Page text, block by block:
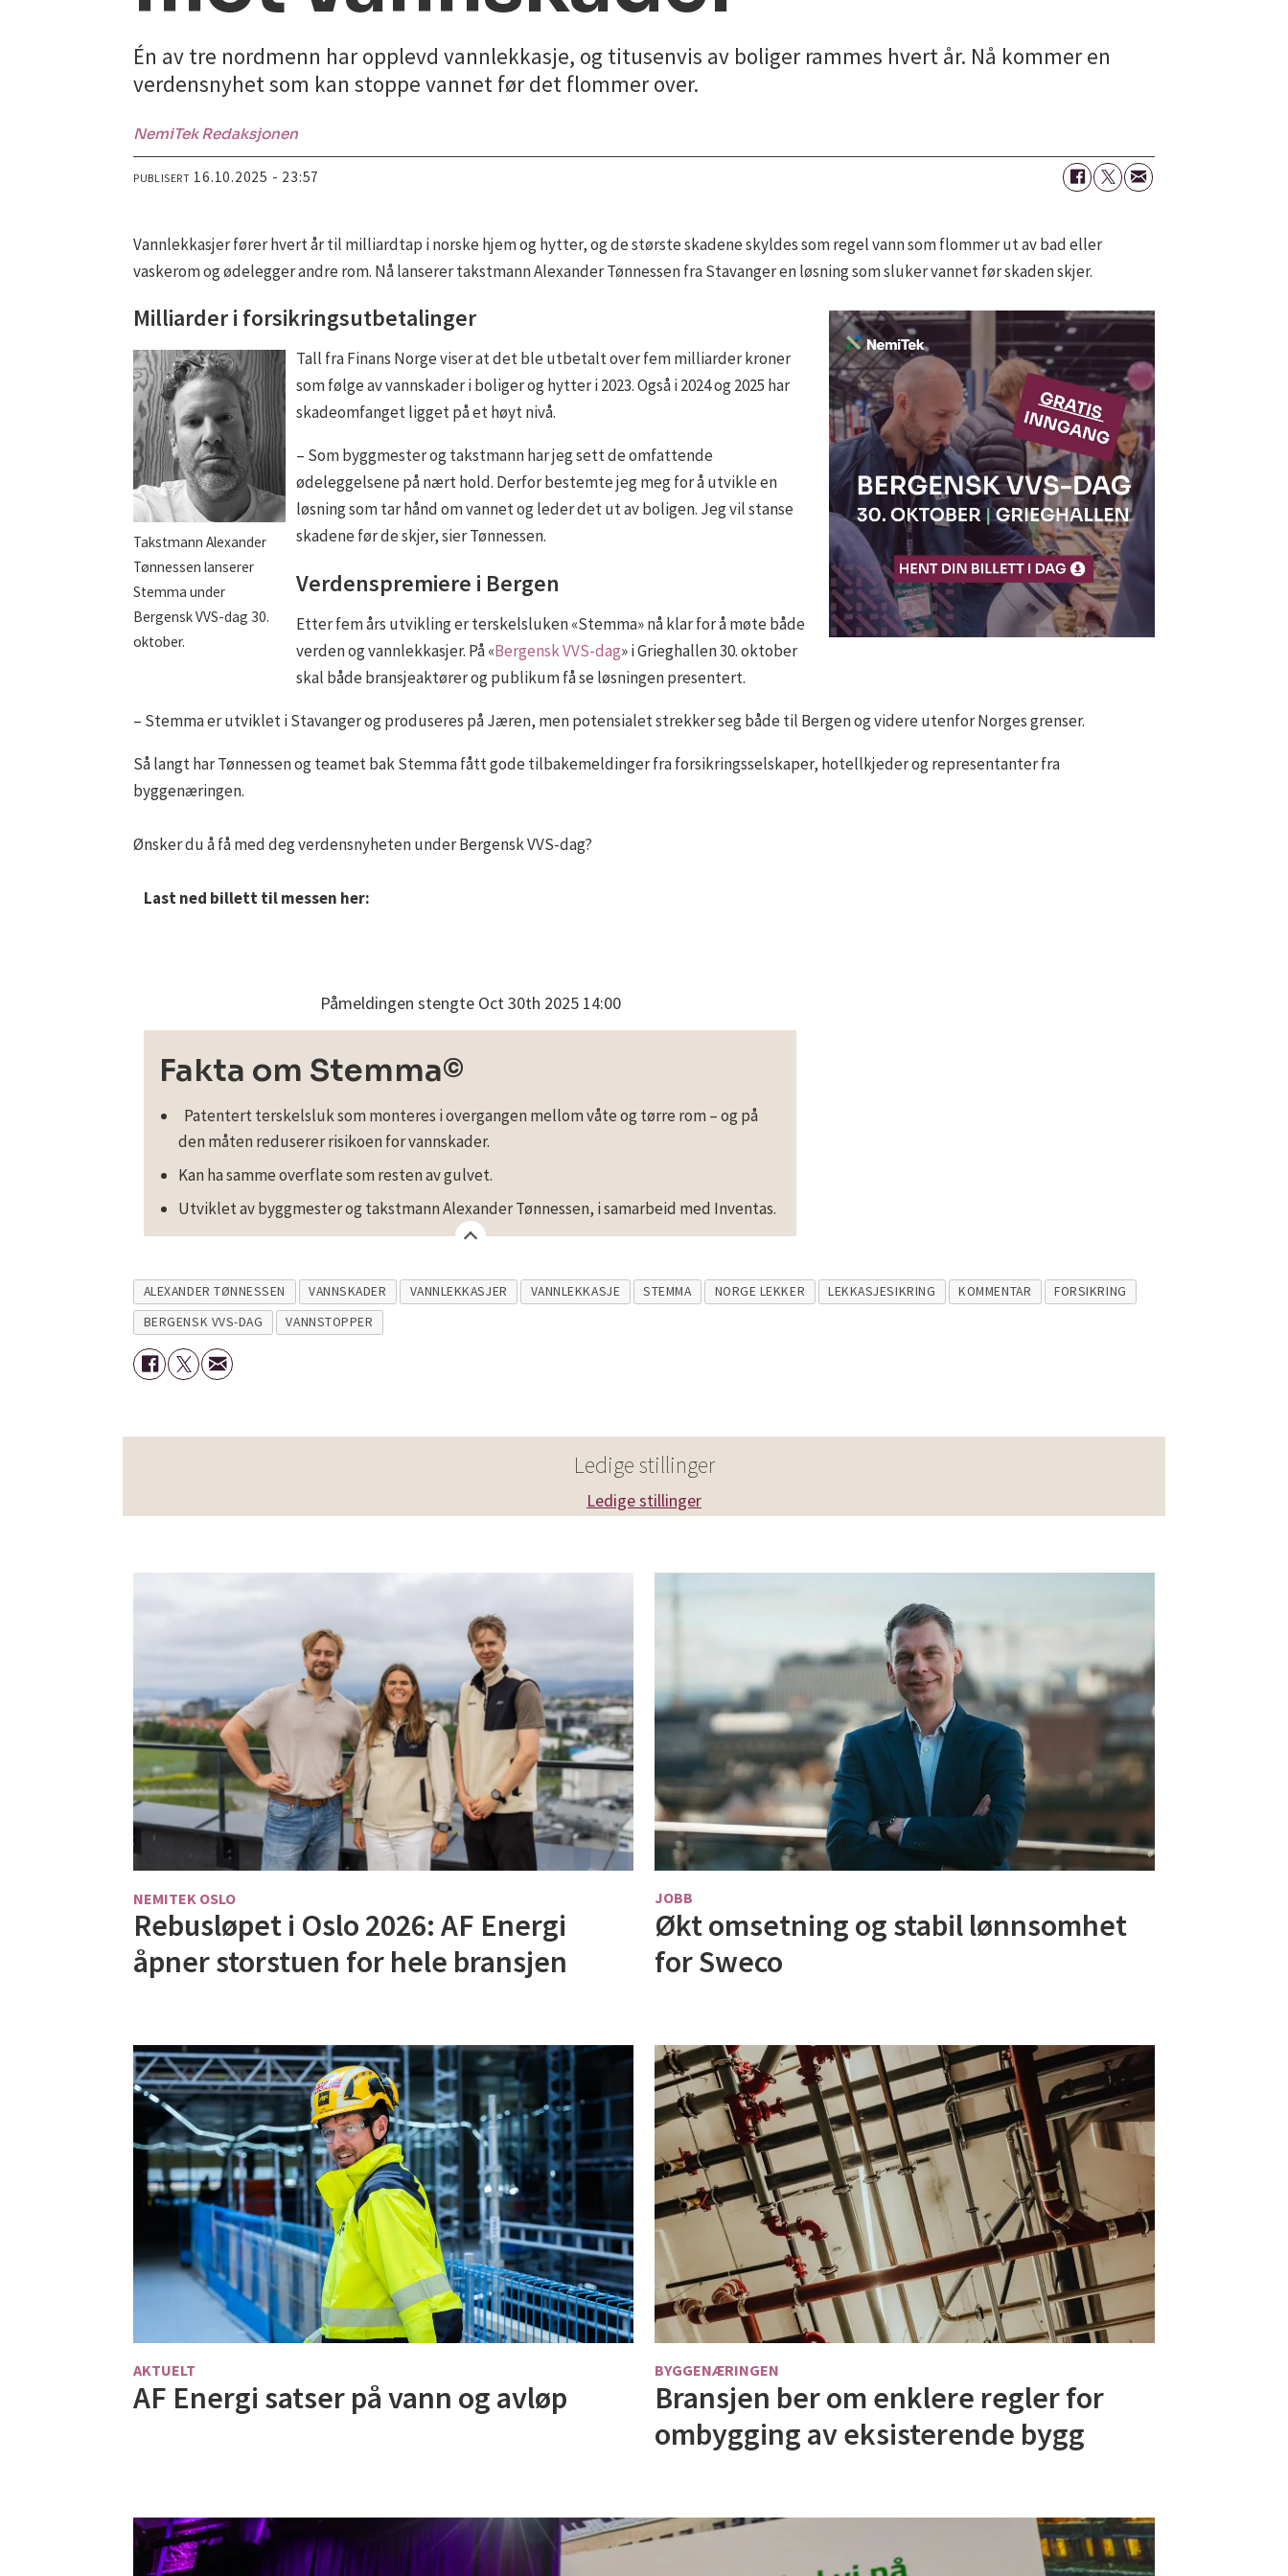
Én av tre nordmenn har opplevd vannlekkasje, og titusenvis av boliger rammes hvert år. Nå kommer en
verdensnyhet som kan stoppe vannet før det flommer over.
NemiTek Redaksjonen
PUBLISERT 16.10.2025 - 23:57
Vannlekkasjer fører hvert år til milliardtap i norske hjem og hytter, og de største skadene skyldes som regel vann som flommer ut av bad eller
vaskerom og ødelegger andre rom. Nå lanserer takstmann Alexander Tønnessen fra Stavanger en løsning som sluker vannet før skaden skjer.
Milliarder i forsikringsutbetalinger
Takstmann Alexander
Tønnessen lanserer
Stemma under
Bergensk VVS-dag 30.
oktober.
Tall fra Finans Norge viser at det ble utbetalt over fem milliarder kroner
som følge av vannskader i boliger og hytter i 2023. Også i 2024 og 2025 har
skadeomfanget ligget på et høyt nivå.
– Som byggmester og takstmann har jeg sett de omfattende
ødeleggelsene på nært hold. Derfor bestemte jeg meg for å utvikle en
løsning som tar hånd om vannet og leder det ut av boligen. Jeg vil stanse
skadene før de skjer, sier Tønnessen.
Verdenspremiere i Bergen
Etter fem års utvikling er terskelsluken «Stemma» nå klar for å møte både
verden og vannlekkasjer. På «Bergensk VVS-dag» i Grieghallen 30. oktober
skal både bransjeaktører og publikum få se løsningen presentert.
– Stemma er utviklet i Stavanger og produseres på Jæren, men potensialet strekker seg både til Bergen og videre utenfor Norges grenser.
Så langt har Tønnessen og teamet bak Stemma fått gode tilbakemeldinger fra forsikringsselskaper, hotellkjeder og representanter fra
byggenæringen.
Ønsker du å få med deg verdensnyheten under Bergensk VVS-dag?
Last ned billett til messen her:
Påmeldingen stengte Oct 30th 2025 14:00
Fakta om Stemma©
Patentert terskelsluk som monteres i overgangen mellom våte og tørre rom – og på
den måten reduserer risikoen for vannskader.
Kan ha samme overflate som resten av gulvet.
Utviklet av byggmester og takstmann Alexander Tønnessen, i samarbeid med Inventas.
ALEXANDER TØNNESSEN VANNSKADER VANNLEKKASJER VANNLEKKASJE STEMMA NORGE LEKKER LEKKASJESIKRING KOMMENTAR
FORSIKRING
BERGENSK VVS-DAG
VANNSTOPPER
Ledige stillinger
Ledige stillinger
NEMITEK OSLO
Rebusløpet i Oslo 2026: AF Energi
åpner storstuen for hele bransjen
JOBB
Økt omsetning og stabil lønnsomhet
for Sweco
AKTUELT
AF Energi satser på vann og avløp
BYGGENÆRINGEN
Bransjen ber om enklere regler for
ombygging av eksisterende bygg